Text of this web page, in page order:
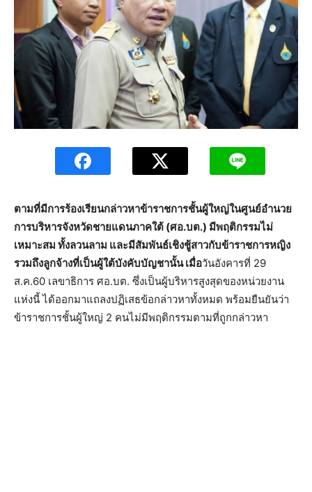
ตามที่มีการร้องเรียนกล่าวหาข้าราชการชั้นผู้ใหญ่ในศูนย์อำนวย
การบริหารจังหวัดชายแดนภาคใต้ (ศอ.บต.) มีพฤติกรรมไม่
เหมาะสม ทั้งลวนลาม และมีสัมพันธ์เชิงชู้สาวกับข้าราชการหญิง
รวมถึงลูกจ้างที่เป็นผู้ใต้บังคับบัญชานั้น เมื่อวันอังคารที่ 29
ส.ค.60 เลขาธิการ ศอ.บต. ซึ่งเป็นผู้บริหารสูงสุดของหน่วยงาน
แห่งนี้ ได้ออกมาแถลงปฏิเสธข้อกล่าวหาทั้งหมด พร้อมยืนยันว่า
ข้าราชการชั้นผู้ใหญ่ 2 คนไม่มีพฤติกรรมตามที่ถูกกล่าวหา